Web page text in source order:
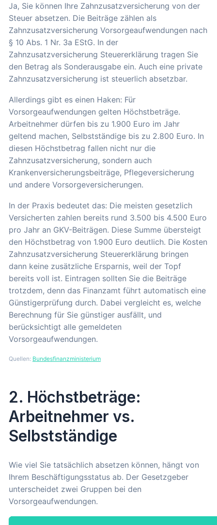
Ja, Sie können Ihre Zahnzusatzversicherung von der
Steuer absetzen. Die Beiträge zählen als
Zahnzusatzversicherung Vorsorgeaufwendungen nach
§ 10 Abs. 1 Nr. 3a EStG. In der
Zahnzusatzversicherung Steuererklärung tragen Sie
den Betrag als Sonderausgabe ein. Auch eine private
Zahnzusatzversicherung ist steuerlich absetzbar.
Allerdings gibt es einen Haken: Für
Vorsorgeaufwendungen gelten Höchstbeträge.
Arbeitnehmer dürfen bis zu 1.900 Euro im Jahr
geltend machen, Selbstständige bis zu 2.800 Euro. In
diesen Höchstbetrag fallen nicht nur die
Zahnzusatzversicherung, sondern auch
Krankenversicherungsbeiträge, Pflegeversicherung
und andere Vorsorgeversicherungen.
In der Praxis bedeutet das: Die meisten gesetzlich
Versicherten zahlen bereits rund 3.500 bis 4.500 Euro
pro Jahr an GKV-Beiträgen. Diese Summe übersteigt
den Höchstbetrag von 1.900 Euro deutlich. Die Kosten
Zahnzusatzversicherung Steuererklärung bringen
dann keine zusätzliche Ersparnis, weil der Topf
bereits voll ist. Eintragen sollten Sie die Beiträge
trotzdem, denn das Finanzamt führt automatisch eine
Günstigerprüfung durch. Dabei vergleicht es, welche
Berechnung für Sie günstiger ausfällt, und
berücksichtigt alle gemeldeten
Vorsorgeaufwendungen.
Quellen: Bundesfinanzministerium
2. Höchstbeträge:
Arbeitnehmer vs.
Selbstständige
Wie viel Sie tatsächlich absetzen können, hängt von
Ihrem Beschäftigungsstatus ab. Der Gesetzgeber
unterscheidet zwei Gruppen bei den
Vorsorgeaufwendungen.